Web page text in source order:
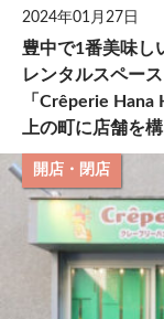
2024年01月27日
豊中で1番美味し
レンタルスペー
「Crêperie
上の町に店舗を
開店・閉店